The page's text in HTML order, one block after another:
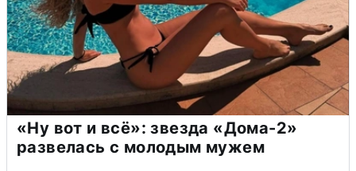
«Ну вот и всё»: звезда «Дома-2»
развелась с молодым мужем